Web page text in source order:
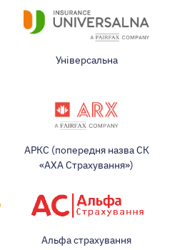
Універсальна
АРКС (попередня назва СК
«АХА Страхування»)
Альфа страхування